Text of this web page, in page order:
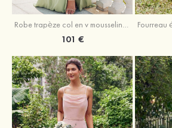
Robe trapèze col en v mousseline ras du sol robe de demoiselle d'honneur
101 €